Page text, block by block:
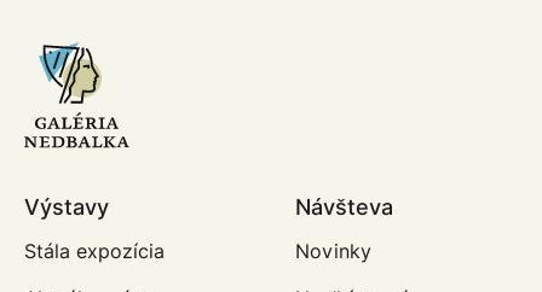
Výstavy
Stála expozícia
Návšteva
Novinky